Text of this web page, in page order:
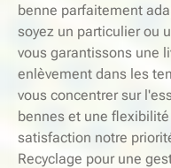
benne parfaitement
soyez un particulier ou
vous garantissons une
enlèvement dans les
vous concentrer sur
bennes et une
satisfaction notre
Recyclage pour une